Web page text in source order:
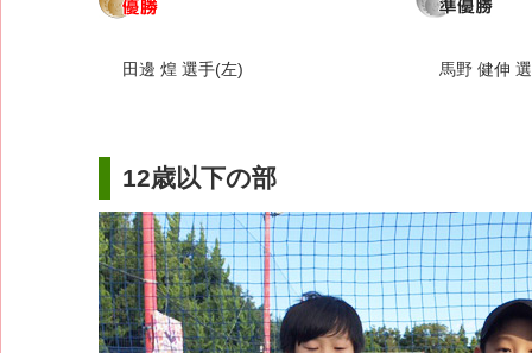
田邊 煌 選手(左) 馬野 健伸
12歳以下の部